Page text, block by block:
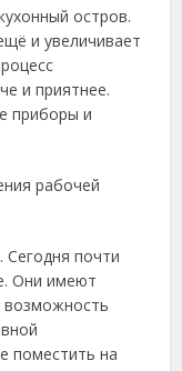
остров.
и увеличивает
и приятнее.
приборы и
рабочей
Сегодня почти
Они имеют
возможность
поместить на